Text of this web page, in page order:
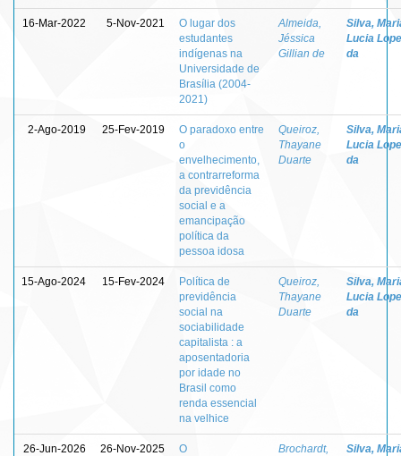
16-Mar-2022 5-Nov-2021
O lugar dos
estudantes
indígenas na
Universidade de
Brasília (2004-
2021)
Almeida,
Jéssica
Gillian de
Silva,
Lucia
da
2-Ago-2019 25-Fev-2019
O paradoxo entre
o
envelhecimento,
a contrarreforma
da previdência
social e a
emancipação
política da
pessoa idosa
Queiroz,
Thayane
Duarte
Silva,
Lucia
da
15-Ago-2024 15-Fev-2024
Política de
previdência
social na
sociabilidade
capitalista : a
aposentadoria
por idade no
Brasil como
renda essencial
na velhice
Queiroz,
Thayane
Duarte
Silva,
Lucia
da
26-Jun-2026 26-Nov-2025
O
Brochardt,
Silva,